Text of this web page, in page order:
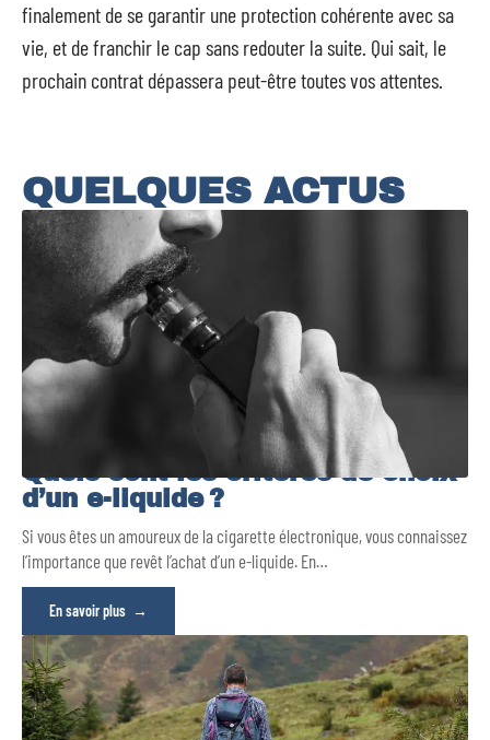
finalement de se garantir une protection cohérente avec sa
vie, et de franchir le cap sans redouter la suite. Qui sait, le
prochain contrat dépassera peut-être toutes vos attentes.
QUELQUES ACTUS
Quels sont les critères de choix
d’un e-liquide ?
Si vous êtes un amoureux de la cigarette électronique, vous connaissez
l’importance que revêt l’achat d’un e-liquide. En…
En savoir plus